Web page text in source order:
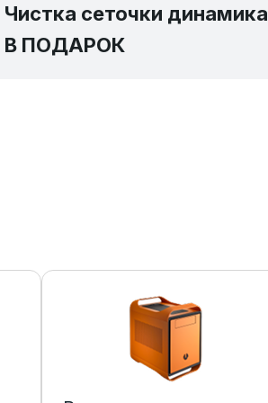
Чистка сеточки динамика
В ПОДАРОК